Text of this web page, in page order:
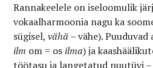
Rannakeelele on iseloomulik
vokaalharmoonia nagu ka
sügisel,vähä – vähe).
ilm om = os ilma) ja
töötasu ja langetatud puutüvi –